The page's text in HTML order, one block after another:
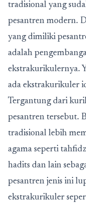
tradisional yang
pesantren modern.
yang dimiliki
adalah
ekstrakurikulernya.
ada ekstrakurikuler
Tergantung dari
pesantren tersebut.
tradisional lebih
agama seperti
hadits dan lain
pesantren jenis ini
ekstrakurikuler